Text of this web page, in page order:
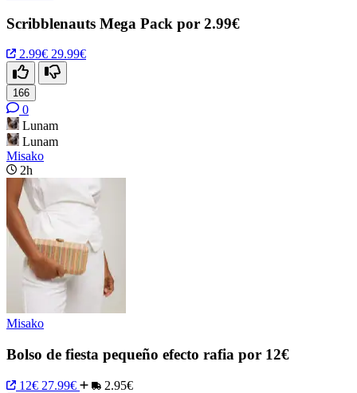
Scribblenauts Mega Pack por 2.99€
2.99€ 29.99€
166
0
Lunam
Lunam
Misako
2h
Misako
Bolso de fiesta pequeño efecto rafia por 12€
12€ 27.99€ 2.95€